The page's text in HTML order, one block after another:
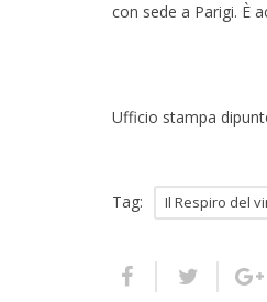
con sede a Parigi. È
Ufficio stampa
Tag: Il Respiro del